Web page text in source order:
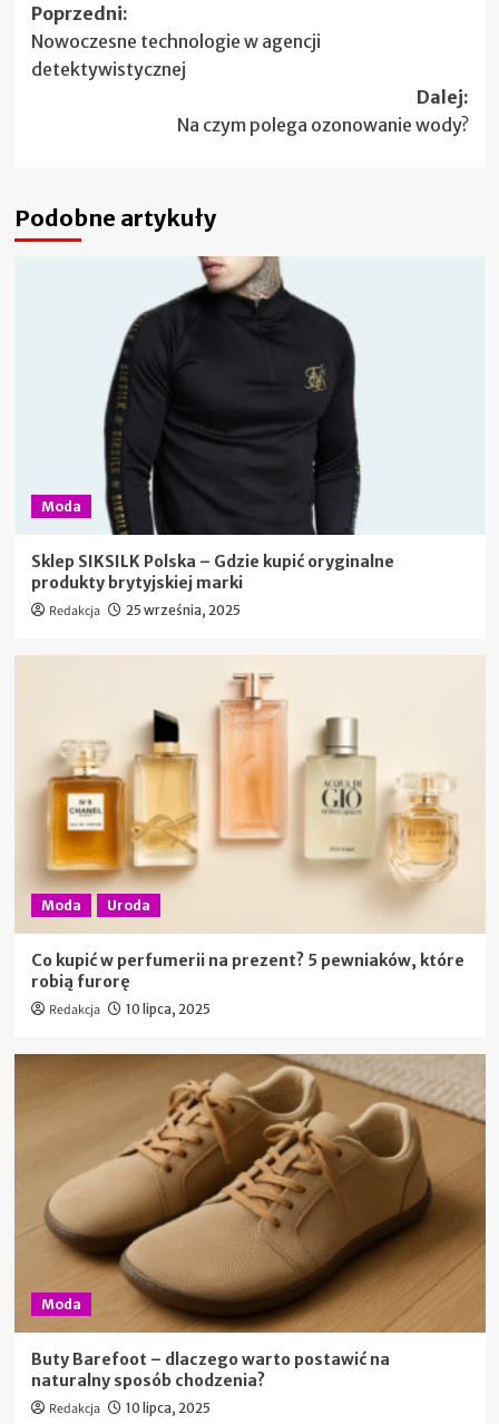
Zobacz
wpisy
Poprzedni:
Nowoczesne technologie w agencji
detektywistycznej
Dalej:
Na czym polega ozonowanie wody?
Podobne artykuły
Moda
Sklep SIKSILK Polska – Gdzie kupić oryginalne
produkty brytyjskiej marki
Redakcja 25 września, 2025
Moda Uroda
Co kupić w perfumerii na prezent? 5 pewniaków, które
robią furorę
Redakcja 10 lipca, 2025
Moda
Buty Barefoot – dlaczego warto postawić na
naturalny sposób chodzenia?
Redakcja 10 lipca, 2025